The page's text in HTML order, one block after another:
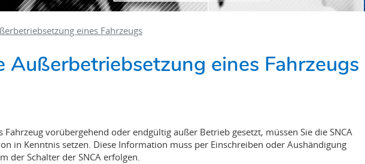
eines Fahrzeugs
Außerbetriebsetzung eines Fahrzeugs
vorübergehend oder endgültig außer Betrieb gesetzt, müssen Sie die SNCA
in Kenntnis setzen. Diese Information muss per Einschreiben oder Aushändigung
der Schalter der SNCA erfolgen.